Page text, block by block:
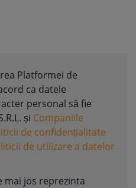
Platformei de
ca datele
personal să fie
și Companiile
de confidențialitate
de utilizare a datelor
mai jos reprezinta